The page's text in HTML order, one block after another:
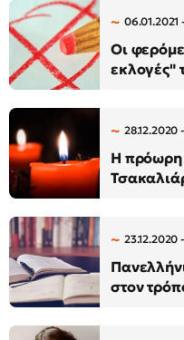
06.01.2021
Οι
εκλογές"
28.12.2020
Η πρόωρη
23.12.2020
στον